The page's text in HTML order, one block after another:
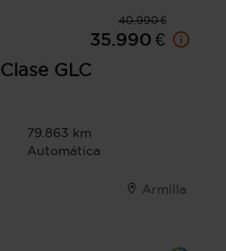
40.990 €
35.990 €
Clase GLC
79.863 km
Automática
Armilla